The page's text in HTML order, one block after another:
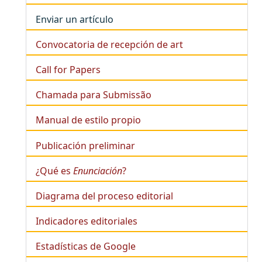
Enviar un artículo
Convocatoria de recepción de art
Call for Papers
Chamada para Submissão
Manual de estilo propio
Publicación preliminar
¿Qué es Enunciación?
Diagrama del proceso editorial
Indicadores editoriales
Estadísticas de Google